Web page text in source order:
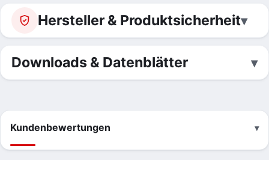
Hersteller & Produktsicherheit
Downloads & Datenblätter
Kundenbewertungen